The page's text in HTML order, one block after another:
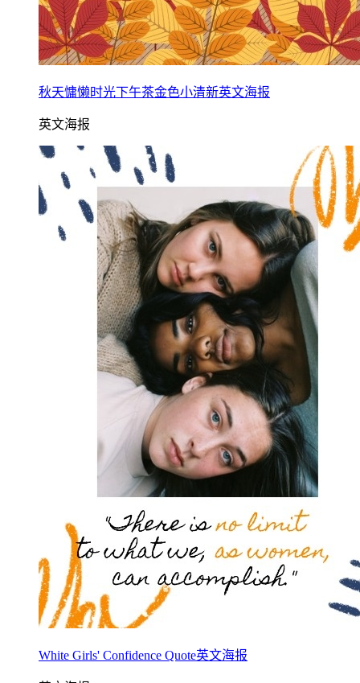
秋天慵懒时光下午茶金色小清新英文海报
英文海报
White Girls' Confidence Quote英文海报